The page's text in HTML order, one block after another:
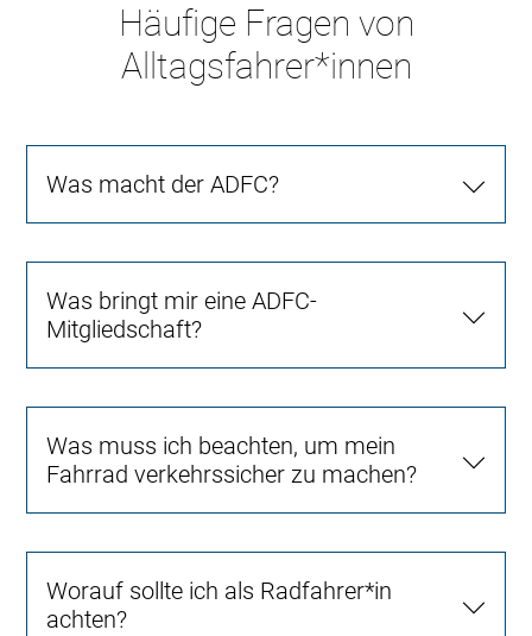
Häufige Fragen von
Alltagsfahrer*innen
Was macht der ADFC?
Was bringt mir eine ADFC-
Mitgliedschaft?
Was muss ich beachten, um mein
Fahrrad verkehrssicher zu machen?
Worauf sollte ich als Radfahrer*in
achten?